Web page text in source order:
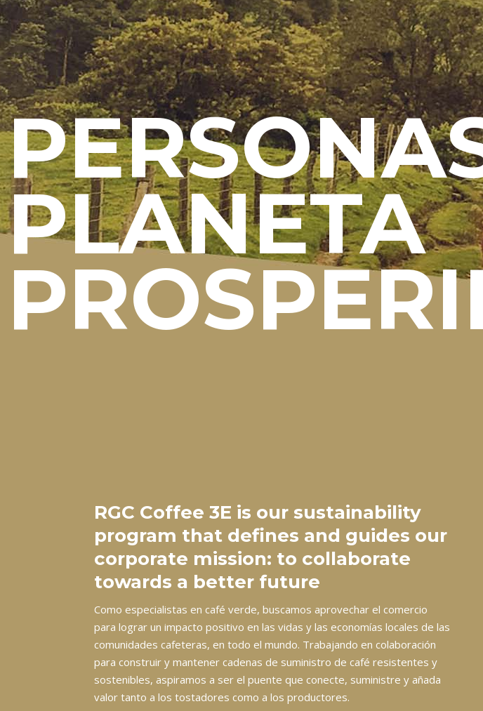
PLANETA
RGC Coffee 3E is our sustainability
program that defines and guides our
corporate mission: to collaborate
towards a better future
Como especialistas en café verde, buscamos aprovechar el comercio
para lograr un impacto positivo en las vidas y las economías locales de las
comunidades cafeteras, en todo el mundo. Trabajando en colaboración
para construir y mantener cadenas de suministro de café resistentes y
sostenibles, aspiramos a ser el puente que conecte, suministre y añada
valor tanto a los tostadores como a los productores.